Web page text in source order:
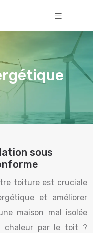
sous
toiture est cruciale
et améliorer
maison mal isolée
chaleur par le toit ?